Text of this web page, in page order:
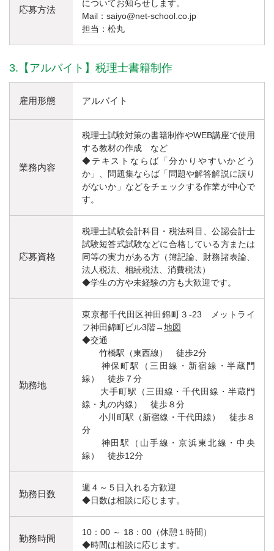
応募方法
についてお知らせします。
Mail：saiyo@net-school.co.jp
担当：松丸
3.【アルバイト】税理士書籍制作
雇用形態 アルバイト
業務内容
税理士試験対策の書籍制作やWEB講座で使用
する教材の作成 など
◆テキストならば「分かりやすいかどう
か」、問題集ならば「問題や解答解説に誤り
がないか」などをチェックする作業が中心で
す。
応募資格
税理士試験会計科目・税法科目、公認会計士
試験短答式試験などに合格している方または
同等の実力がある方（簿記論、財務諸表論、
法人税法、相続税法、消費税法）
◆学生の方や未経験の方も大歓迎です。
勤務地
東京都千代田区神田錦町３-23 メットライ
フ神田錦町ビル3階→地図
◆交通
竹橋駅（東西線） 徒歩2分
神保町駅（三田線・新宿線・半蔵門
線） 徒歩７分
大手町駅（三田線・千代田線・半蔵門
線・丸の内線） 徒歩８分
小川町駅（新宿線・千代田線） 徒歩８
分
神田駅（山手線・京浜東北線・中央
線） 徒歩12分
勤務日数
週４～５日入れる方歓迎
◆日数は相談に応じます。
勤務時間
10：00 ～ 18：00（休憩１時間）
◆時間は相談に応じます。